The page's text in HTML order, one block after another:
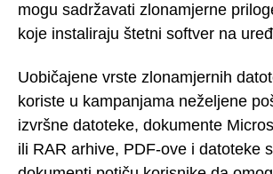
mogu sadržavati zlonamjerne
koje instaliraju štetni softver na
Uobičajene vrste zlonamjernih
koriste u kampanjama neželjene
izvršne datoteke, dokumente
ili RAR arhive, PDF-ove i datoteke